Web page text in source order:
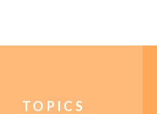
TOPICS